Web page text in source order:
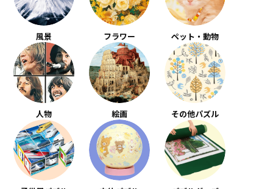
風景 フラワー ペット・動物
人物 絵画 その他パズル